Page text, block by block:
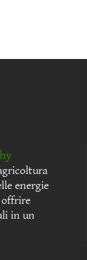
energie
in un